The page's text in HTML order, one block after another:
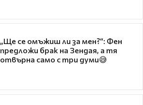
„Ще се омъжиш ли за мен?“: Фен
предложи брак на Зендая, а тя
отвърна само с три думи😅